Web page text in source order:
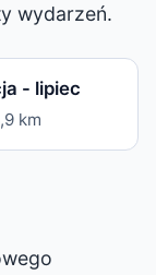
wydarzeń.
- lipiec
km